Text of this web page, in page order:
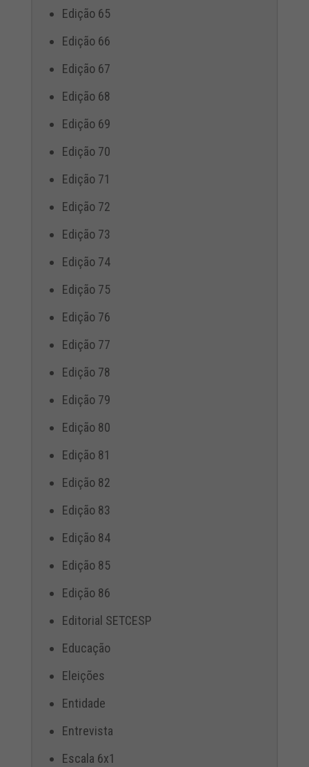
Edição 65
Edição 66
Edição 67
Edição 68
Edição 69
Edição 70
Edição 71
Edição 72
Edição 73
Edição 74
Edição 75
Edição 76
Edição 77
Edição 78
Edição 79
Edição 80
Edição 81
Edição 82
Edição 83
Edição 84
Edição 85
Edição 86
Editorial SETCESP
Educação
Eleições
Entidade
Entrevista
Escala 6x1